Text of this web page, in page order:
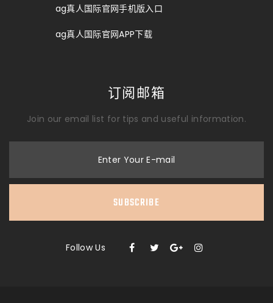
ag真人国际官网手机版入口
ag真人国际官网APP下载
订阅邮箱
Join our email list for tips and useful information.
Enter Your E-mail
SUBSCRIBE
Follow Us